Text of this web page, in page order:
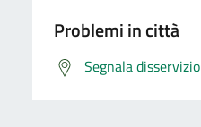
Problemi in città
Segnala disservizio